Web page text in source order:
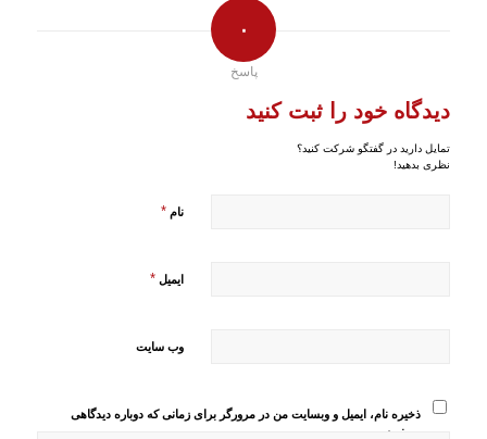
۰
پاسخ
دیدگاه خود را ثبت کنید
تمایل دارید در گفتگو شرکت کنید؟
نظری بدهید!
نام *
ایمیل *
وب‌ سایت
ذخیره نام، ایمیل و وبسایت من در مرورگر برای زمانی که دوباره دیدگاهی
می‌نویسم.